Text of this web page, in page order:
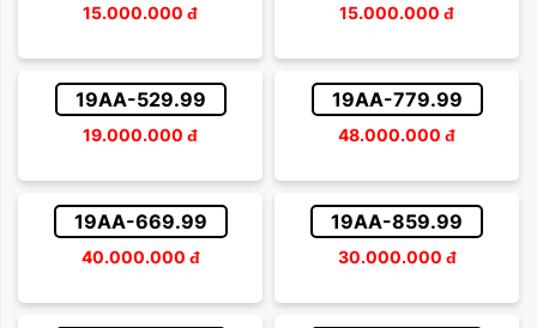
15.000.000 đ 15.000.000 đ
19AA-529.99
19.000.000 đ
19AA-779.99
48.000.000 đ
19AA-669.99
40.000.000 đ
19AA-859.99
30.000.000 đ